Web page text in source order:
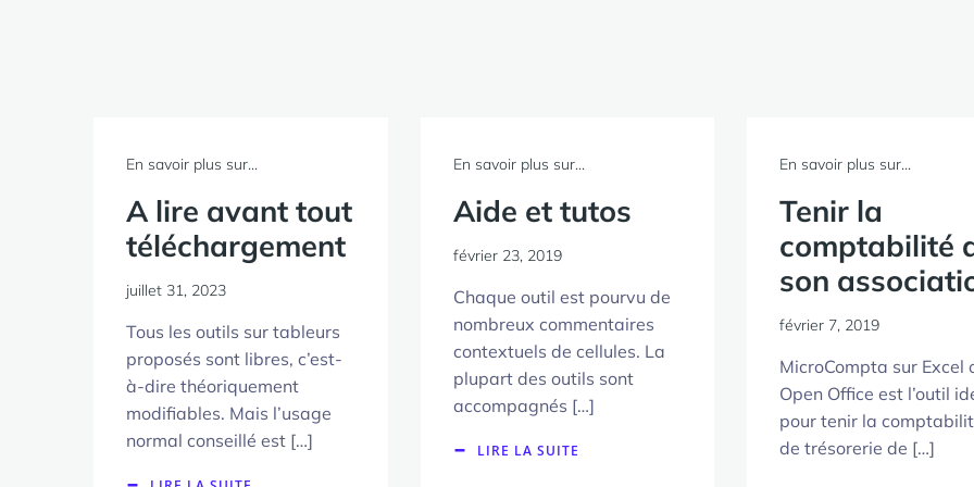
En savoir plus sur...
A lire avant tout
téléchargement
juillet 31, 2023
Tous les outils sur tableurs
proposés sont libres, c’est-
à-dire théoriquement
modifiables. Mais l’usage
normal conseillé est […]
En savoir plus sur...
Aide et tutos
février 23, 2019
Chaque outil est pourvu de
nombreux commentaires
contextuels de cellules. La
plupart des outils sont
accompagnés […]
LIRE LA SUITE
En savoir plus sur...
Tenir la
comptabilité
son
février 7, 2019
MicroCompta sur Excel
Open Office est l’outil
pour tenir la
de trésorerie de […]